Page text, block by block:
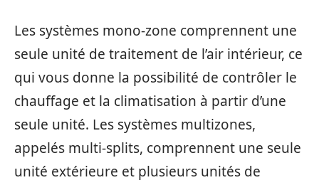
Les systèmes mono-zone comprennent une
seule unité de traitement de l’air intérieur, ce
qui vous donne la possibilité de contrôler le
chauffage et la climatisation à partir d’une
seule unité. Les systèmes multizones,
appelés multi-splits, comprennent une seule
unité extérieure et plusieurs unités de